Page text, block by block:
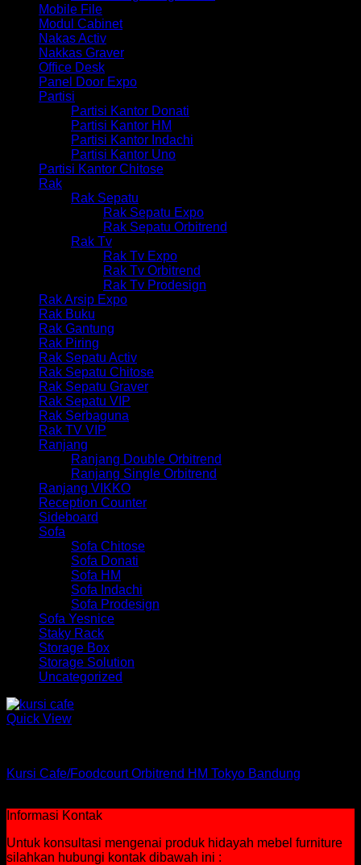
Mobile File
Modul Cabinet
Nakas Activ
Nakkas Graver
Office Desk
Panel Door Expo
Partisi
Partisi Kantor Donati
Partisi Kantor HM
Partisi Kantor Indachi
Partisi Kantor Uno
Partisi Kantor Chitose
Rak
Rak Sepatu
Rak Sepatu Expo
Rak Sepatu Orbitrend
Rak Tv
Rak Tv Expo
Rak Tv Orbitrend
Rak Tv Prodesign
Rak Arsip Expo
Rak Buku
Rak Gantung
Rak Piring
Rak Sepatu Activ
Rak Sepatu Chitose
Rak Sepatu Graver
Rak Sepatu VIP
Rak Serbaguna
Rak TV VIP
Ranjang
Ranjang Double Orbitrend
Ranjang Single Orbitrend
Ranjang VIKKO
Reception Counter
Sideboard
Sofa
Sofa Chitose
Sofa Donati
Sofa HM
Sofa Indachi
Sofa Prodesign
Sofa Yesnice
Staky Rack
Storage Box
Storage Solution
Uncategorized
Quick View
Kursi Cafe/Foodcourt Orbitrend HM Tokyo Bandung
Informasi Kontak
Untuk konsultasi mengenai produk hidayah mebel furniture
silahkan hubungi kontak dibawah ini :